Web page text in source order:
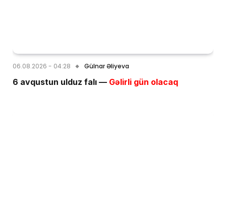
06.08.2026 - 04:28 Gülnar Əliyeva
6 avqustun ulduz falı — Gəlirli gün olacaq